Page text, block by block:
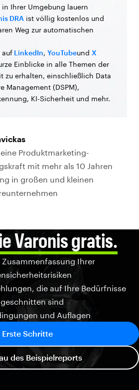
Ihrer Umgebung lauern
DRA ist völlig kostenlos und
Weg zur automatischen
auf LinkedIn, YouTubeund X
Einblicke in alle Themen der
zu erhalten, einschließlich Data
Management (DSPM),
KI-Sicherheit und mehr.
Produktmarketing-
mit mehr als 10 Jahren
in großen und kleinen
Varonis gratis.
Zusammenfassung Ihrer
die auf Ihre Bedürfnisse
sind
und Auflagen
Erste Schritte
des Beispielreports